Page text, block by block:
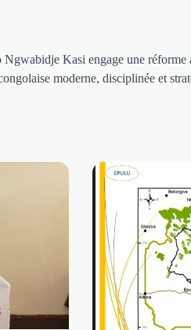
Ngwabidje Kasi engage une réforme
moderne, disciplinée et